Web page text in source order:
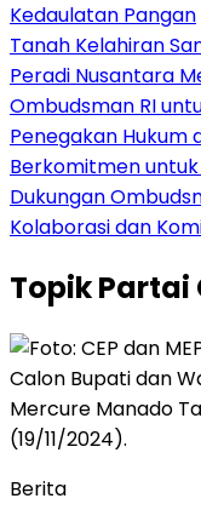
Kedaulatan Pangan
Tanah Kelahiran
Peradi Nusantara
Ombudsman RI
Penegakan Hukum
Berkomitmen
Dukungan
Kolaborasi dan
TopikPartai
Berita